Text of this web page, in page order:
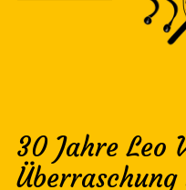
30 Jahre Leo